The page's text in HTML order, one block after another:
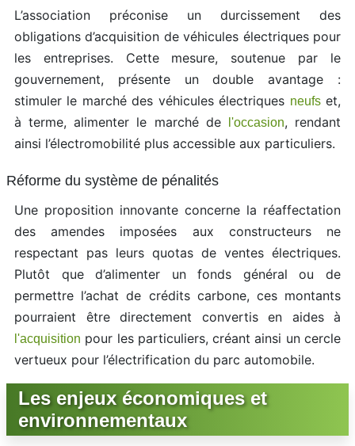
L’association préconise un durcissement des
obligations d’acquisition de véhicules électriques pour
les entreprises. Cette mesure, soutenue par le
gouvernement, présente un double avantage :
stimuler le marché des véhicules électriques neufset,
à terme, alimenter le marché de
l'occasion, rendant
ainsi l’électromobilité plus accessible aux particuliers.
Réforme du système de pénalités
Une proposition innovante concerne la réaffectation
des amendes imposées aux constructeurs ne
respectant pas leurs quotas de ventes électriques.
Plutôt que d’alimenter un fonds général ou de
permettre l’achat de crédits carbone, ces montants
pourraient être directement convertis en aides à
l'acquisition pour les particuliers, créant ainsi un cercle
vertueux pour l’électrification du parc automobile.
Les enjeux économiques et
environnementaux